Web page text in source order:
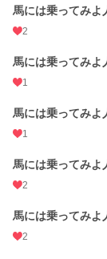
馬には乗ってみよ
2
馬には乗ってみよ
1
馬には乗ってみよ
1
馬には乗ってみよ
2
馬には乗ってみよ
2